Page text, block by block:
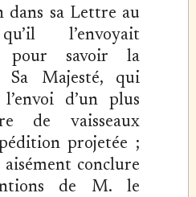
dans sa Lettre au
l’envoyait
pour savoir la
Sa Majesté, qui
d’un plus
de vaisseaux
projetée ;
conclure
de M. le